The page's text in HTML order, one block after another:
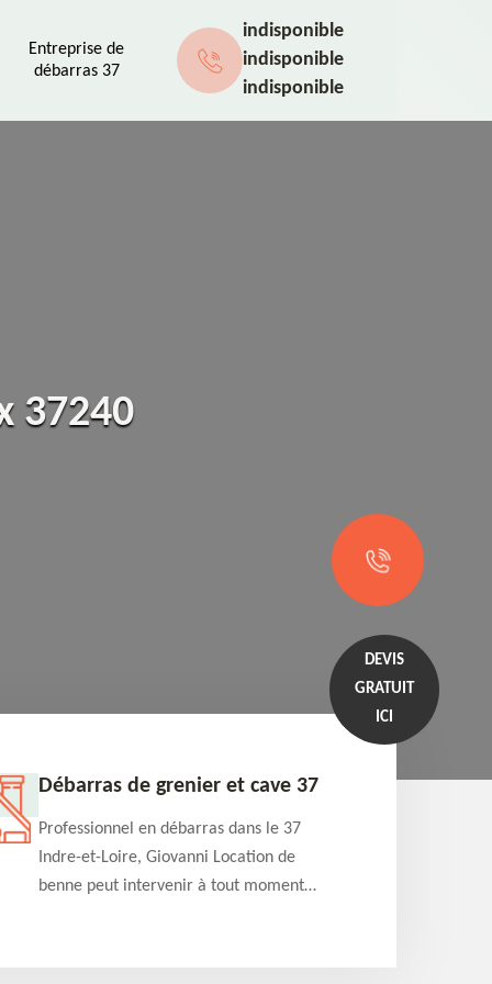
Entreprise de
débarras 37
indisponible
indisponible
indisponible
37240
DEVIS
GRATUIT
ICI
Débarras de grenier et cave 37
Professionnel en débarras dans le 37
Indre-et-Loire, Giovanni Location de
benne peut intervenir à tout moment
détaillé offert